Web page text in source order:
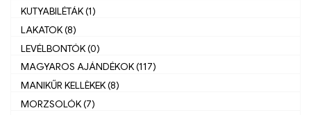
KUTYABILÉTÁK (1)
LAKATOK (8)
LEVÉLBONTÓK (0)
MAGYAROS AJÁNDÉKOK (117)
MANIKŰR KELLÈKEK (8)
MORZSOLÓK (7)